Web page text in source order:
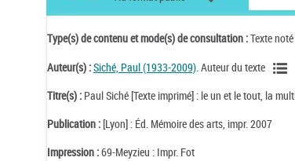
Type(s) de contenu et mode(s) de consultation :Texte
Auteur(s) :Siché, Paul (1933-2009) . Auteur du texte
Titre(s) : Paul Siché [Texte imprimé] : le un et le tout, la
Publication : [Lyon] : Éd. Mémoire des arts, impr. 2007
Impression :69-Meyzieu : Impr. Fot